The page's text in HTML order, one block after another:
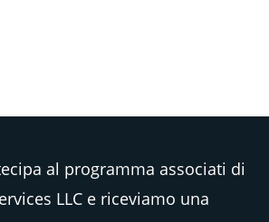
al programma associati di
LLC e riceviamo una